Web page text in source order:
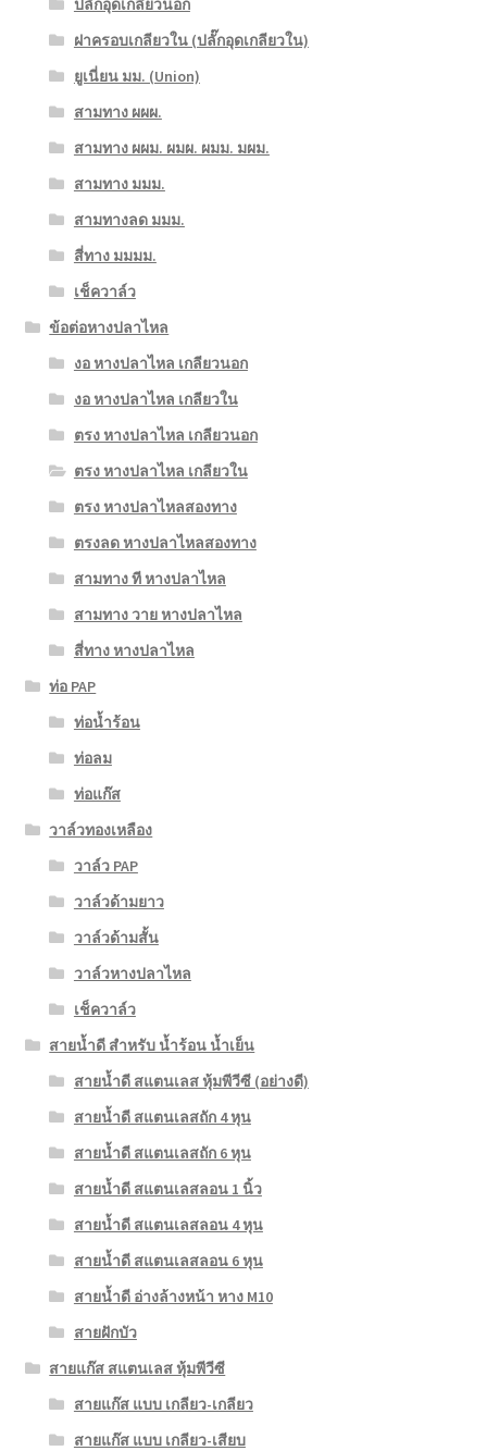
ปลั๊กอุดเกลียวนอก
ฝาครอบเกลียวใน (ปลั๊กอุดเกลียวใน)
ยูเนี่ยน มม. (Union)
สามทาง ผผผ.
สามทาง ผผม. ผมผ. ผมม. มผม.
สามทาง มมม.
สามทางลด มมม.
สี่ทาง มมมม.
เช็ควาล์ว
ข้อต่อหางปลาไหล
งอ หางปลาไหล เกลียวนอก
งอ หางปลาไหล เกลียวใน
ตรง หางปลาไหล เกลียวนอก
ตรง หางปลาไหล เกลียวใน
ตรง หางปลาไหลสองทาง
ตรงลด หางปลาไหลสองทาง
สามทาง ที หางปลาไหล
สามทาง วาย หางปลาไหล
สี่ทาง หางปลาไหล
ท่อ PAP
ท่อน้ำร้อน
ท่อลม
ท่อแก๊ส
วาล์วทองเหลือง
วาล์ว PAP
วาล์วด้ามยาว
วาล์วด้ามสั้น
วาล์วหางปลาไหล
เช็ควาล์ว
สายน้ำดี สำหรับ น้ำร้อน น้ำเย็น
สายน้ำดี สแตนเลส หุ้มพีวีซี (อย่างดี)
สายน้ำดี สแตนเลสถัก 4 หุน
สายน้ำดี สแตนเลสถัก 6 หุน
สายน้ำดี สแตนเลสลอน 1 นิ้ว
สายน้ำดี สแตนเลสลอน 4 หุน
สายน้ำดี สแตนเลสลอน 6 หุน
สายน้ำดี อ่างล้างหน้า หาง M10
สายฝักบัว
สายแก๊ส สแตนเลส หุ้มพีวีซี
สายแก๊ส แบบ เกลียว-เกลียว
สายแก๊ส แบบ เกลียว-เสียบ